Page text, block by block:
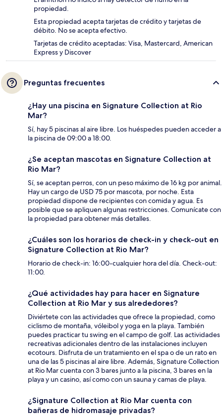
propiedad.
Esta propiedad acepta tarjetas de crédito y tarjetas de
débito. No se acepta efectivo.
Tarjetas de crédito aceptadas: Visa, Mastercard, American
Express y Discover
Preguntas frecuentes
¿Hay una piscina en Signature Collection at Rio
Mar?
Sí, hay 5 piscinas al aire libre. Los huéspedes pueden acceder a
la piscina de 09:00 a 18:00.
¿Se aceptan mascotas en Signature Collection at
Rio Mar?
Sí, se aceptan perros, con un peso máximo de 16 kg por animal.
Hay un cargo de USD 75 por mascota, por noche. Esta
propiedad dispone de recipientes con comida y agua. Es
posible que se apliquen algunas restricciones. Comunícate con
la propiedad para obtener más detalles.
¿Cuáles son los horarios de check-in y check-out en
Signature Collection at Rio Mar?
Horario de check-in: 16:00-cualquier hora del día. Check-out:
11:00.
¿Qué actividades hay para hacer en Signature
Collection at Rio Mar y sus alrededores?
Diviértete con las actividades que ofrece la propiedad, como
ciclismo de montaña, vóleibol y yoga en la playa. También
puedes practicar tu swing en el campo de golf. Las actividades
recreativas adicionales dentro de las instalaciones incluyen
ecotours. Disfruta de un tratamiento en el spa o de un rato en
una de las 5 piscinas al aire libre. Además, Signature Collection
at Rio Mar cuenta con 3 bares junto a la piscina, 3 bares en la
playa y un casino, así como con un sauna y camas de playa.
¿Signature Collection at Rio Mar cuenta con
bañeras de hidromasaje privadas?